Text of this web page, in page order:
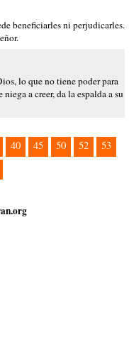
beneficiarles ni perjudicarles.
lo que no tiene poder para
a creer, da la espalda a su
40 45 50 52
53